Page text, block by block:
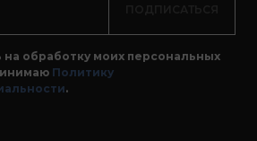
обработку моих персональных
Политику
.